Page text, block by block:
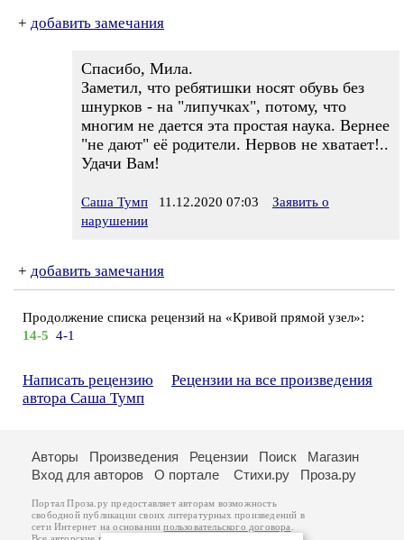
+ добавить замечания
Спасибо, Мила.
Заметил, что ребятишки носят обувь без
шнурков - на "липучках", потому, что
многим не дается эта простая наука. Вернее
"не дают" её родители. Нервов не хватает!..
Удачи Вам!
Саша Тумп 11.12.2020 07:03
Заявить о
нарушении
+ добавить замечания
Продолжение списка рецензий на «Кривой прямой узел»:
14-5 4-1
Написать рецензию
Рецензии на все произведения
автора Саша Тумп
Авторы Произведения Рецензии Поиск
Магазин
Вход для авторов
О портале Стихи.ру Проза.ру
Портал Проза.ру предоставляет авторам возможность
свободной публикации своих литературных произведений в
сети Интернет на основаниипользовательского договора